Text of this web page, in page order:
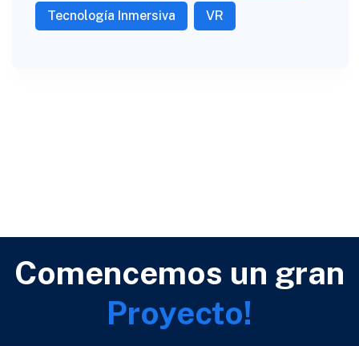
Tecnología Inmersiva VR
Comencemos un gran
Proyecto!